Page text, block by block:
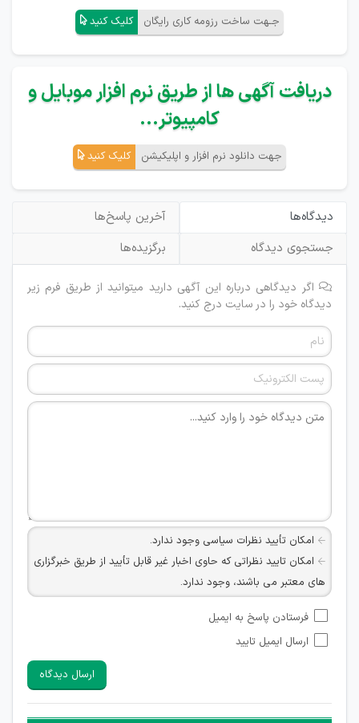
جـهت ساخت رزومه کاری رایگان کلیک کنید
دریافت آگهی ها از طریق نرم افزار موبایل و
کامپیوتر...
جهت دانلود نرم افزار و اپلیکیشن کلیک کنید
دیدگاه‌ها
آخرین پاسخ‌ها
جستجوی دیدگاه
برگزیده‌ها
اگر دیدگاهی درباره این آگهی دارید میتوانید از طریق فرم زیر
دیدگاه خود را در سایت درج کنید.
امکان تأیید نظرات سیاسی وجود ندارد.
امکان تایید نظراتی که حاوی اخبار غیر قابل تأیید از طریق خبرگزاری
های معتبر می باشند، وجود ندارد.
شبکه های مجازی ارتباطی می باشند وجود ندارد.
امکان تأیید نظرات کاربرانی که به هر طریقی قصد مأیوس کردن
هرگونه تحریک، تحقیر و کنایه به سایر افراد (مسئول و غیر مسئول)
غیر مجاز می باشد.
فرستادن پاسخ به ایمیل
ارسال ایمیل تایید
ارسال دیدگاه